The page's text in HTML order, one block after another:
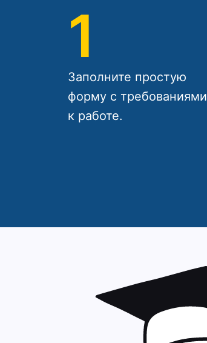
1
Заполните простую
форму с требованиями
к работе.